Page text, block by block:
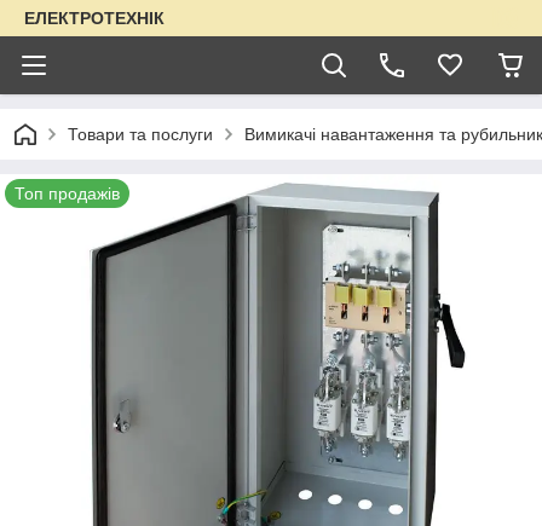
ЕЛЕКТРОТЕХНІК
Товари та послуги Вимикачі навантаження та
Топ продажів